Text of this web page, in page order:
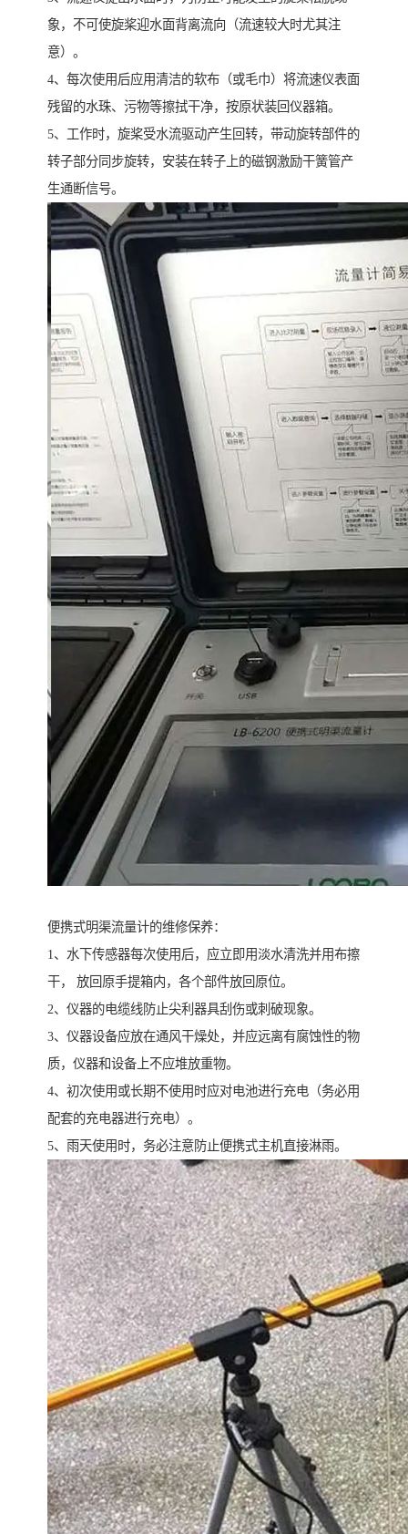
象，不可使旋桨迎水面背离流向（流速较大时尤其注
意）。
4、每次使用后应用清洁的软布（或毛巾）将流速仪表面
残留的水珠、污物等擦拭干净，按原状装回仪器箱。
5、工作时，旋桨受水流驱动产生回转，带动旋转部件的
转子部分同步旋转，安装在转子上的磁钢激励干簧管产
生通断信号。
便携式明渠流量计的维修保养：
1、水下传感器每次使用后，应立即用淡水清洗并用布擦
干， 放回原手提箱内，各个部件放回原位。
2、仪器的电缆线防止尖利器具刮伤或刺破现象。
3、仪器设备应放在通风干燥处，并应远离有腐蚀性的物
质，仪器和设备上不应堆放重物。
4、初次使用或长期不使用时应对电池进行充电（务必用
配套的充电器进行充电）。
5、雨天使用时，务必注意防止便携式主机直接淋雨。